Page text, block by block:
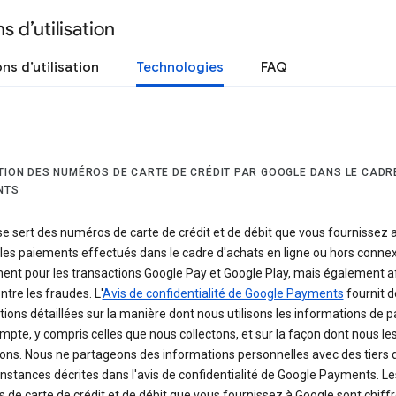
d’utilisation
d’utilisation Technologies FAQ
DES NUMÉROS DE CARTE DE CRÉDIT PAR GOOGLE DANS LE
sert des numéros de carte de crédit et de débit que vous fournissez
paiements effectués dans le cadre d'achats en ligne ou hors
pour les transactions Google Pay et Google Play, mais également
les fraudes. L'Avis de confidentialité de Google Payments fournit
détaillées sur la manière dont nous utilisons les informations de
y compris celles que nous collectons, et sur la façon dont nous
Nous ne partageons des informations personnelles avec des tiers
décrites dans l'avis de confidentialité de Google Payments.